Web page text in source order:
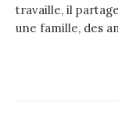
travaille, il
une famille, des